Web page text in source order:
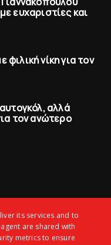
ευχαριστίες και
νίκη για τoν
αλλά
τον ανώτερo
its services and to
are shared with
metrics to ensure